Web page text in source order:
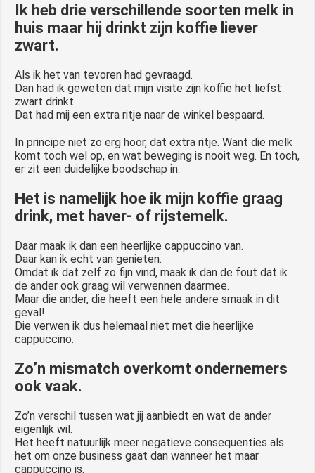
Ik heb drie verschillende soorten melk in
huis maar hij drinkt zijn koffie liever
zwart.
Als ik het van tevoren had gevraagd.
Dan had ik geweten dat mijn visite zijn koffie het liefst
zwart drinkt.
Dat had mij een extra ritje naar de winkel bespaard.
In principe niet zo erg hoor, dat extra ritje. Want die melk
komt toch wel op, en wat beweging is nooit weg. En toch,
er zit een duidelijke boodschap in.
Het is namelijk hoe ik mijn koffie graag
drink, met haver- of rijstemelk.
Daar maak ik dan een heerlijke cappuccino van.
Daar kan ik echt van genieten.
Omdat ik dat zelf zo fijn vind, maak ik dan de fout dat ik
de ander ook graag wil verwennen daarmee.
Maar die ander, die heeft een hele andere smaak in dit
geval!
Die verwen ik dus helemaal niet met die heerlijke
cappuccino.
Zo’n mismatch overkomt ondernemers
ook vaak.
Zo’n verschil tussen wat jij aanbiedt en wat de ander
eigenlijk wil.
Het heeft natuurlijk meer negatieve consequenties als
het om onze business gaat dan wanneer het maar
cappuccino is.